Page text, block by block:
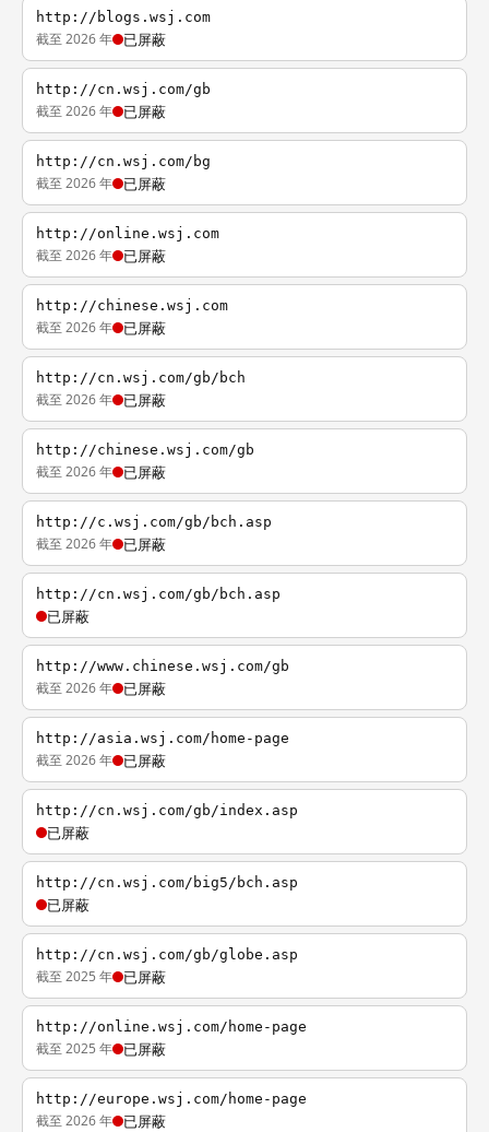
http://blogs.wsj.com
截至 2026 年 已屏蔽
http://cn.wsj.com/gb
截至 2026 年 已屏蔽
http://cn.wsj.com/bg
截至 2026 年 已屏蔽
http://online.wsj.com
截至 2026 年 已屏蔽
http://chinese.wsj.com
截至 2026 年 已屏蔽
http://cn.wsj.com/gb/bch
截至 2026 年 已屏蔽
http://chinese.wsj.com/gb
截至 2026 年 已屏蔽
http://c.wsj.com/gb/bch.asp
截至 2026 年 已屏蔽
http://cn.wsj.com/gb/bch.asp
已屏蔽
http://www.chinese.wsj.com/gb
截至 2026 年 已屏蔽
http://asia.wsj.com/home-page
截至 2026 年 已屏蔽
http://cn.wsj.com/gb/index.asp
已屏蔽
http://cn.wsj.com/big5/bch.asp
已屏蔽
http://cn.wsj.com/gb/globe.asp
截至 2025 年 已屏蔽
http://online.wsj.com/home-page
截至 2025 年 已屏蔽
http://europe.wsj.com/home-page
截至 2026 年 已屏蔽